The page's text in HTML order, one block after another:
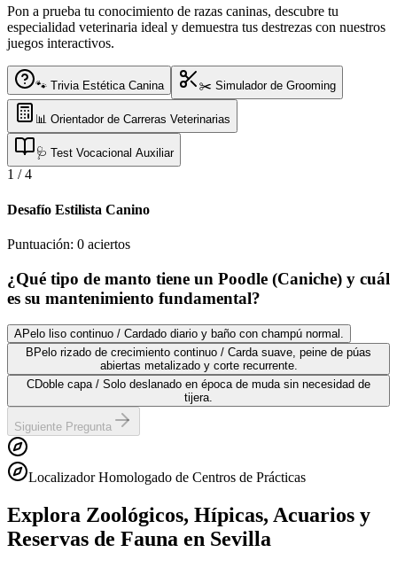
Pon a prueba tu conocimiento de razas caninas, descubre tu
especialidad veterinaria ideal y demuestra tus destrezas con nuestros
juegos interactivos.
🐾 Trivia Estética Canina ✂️ Simulador de Grooming
📊 Orientador de Carreras Veterinarias
🩺 Test Vocacional Auxiliar
1 /4
Desafío Estilista Canino
Puntuación: 0 aciertos
¿Qué tipo de manto tiene un Poodle (Caniche) y cuál
es su mantenimiento fundamental?
APelo liso continuo / Cardado diario y baño con champú normal.
B Pelo rizado de crecimiento continuo / Carda suave, peine de púas
abiertas metalizado y corte recurrente.
CDoble capa / Solo deslanado en época de muda sin necesidad de
tijera.
Siguiente Pregunta
Localizador Homologado de Centros de Prácticas
Explora Zoológicos, Hípicas, Acuarios y
Reservas de Fauna en Sevilla